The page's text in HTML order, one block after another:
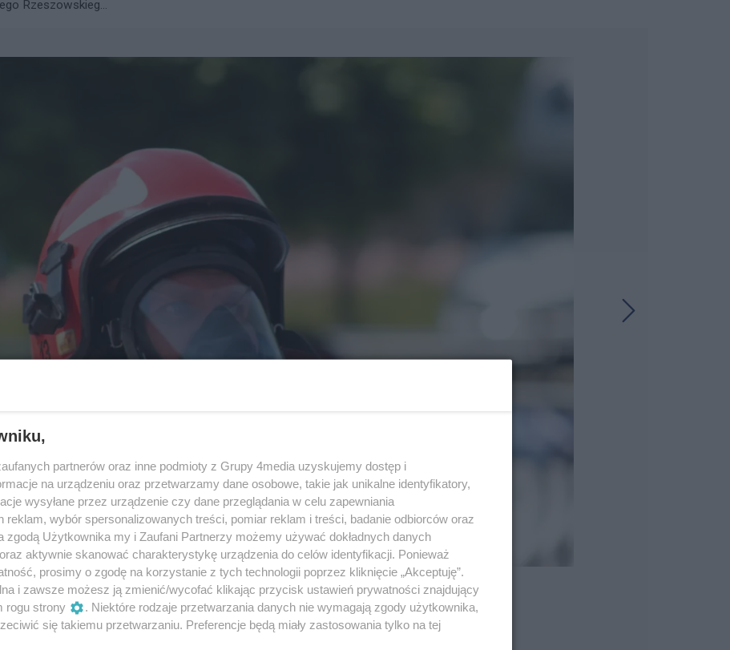
Rzeszowskieg...
51 / 120
partnerów oraz inne podmioty z Grupy 4media uzyskujemy dostęp i
na urządzeniu oraz przetwarzamy dane osobowe, takie jak unikalne identyfikatory,
wysyłane przez urządzenie czy dane przeglądania w celu zapewniania
reklam, wybór spersonalizowanych treści, pomiar reklam i treści, badanie odbiorców oraz
zgodą Użytkownika my i Zaufani Partnerzy możemy używać dokładnych danych
aktywnie skanować charakterystykę urządzenia do celów identyfikacji. Ponieważ
prosimy o zgodę na korzystanie z tych technologii poprzez kliknięcie „Akceptuję”.
i zawsze możesz ją zmienić/wycofać klikając przycisk ustawień prywatności znajdujący
rogu strony
. Niektóre rodzaje przetwarzania danych nie wymagają zgody użytkownika,
się takiemu przetwarzaniu. Preferencje będą miały zastosowania tylko na tej